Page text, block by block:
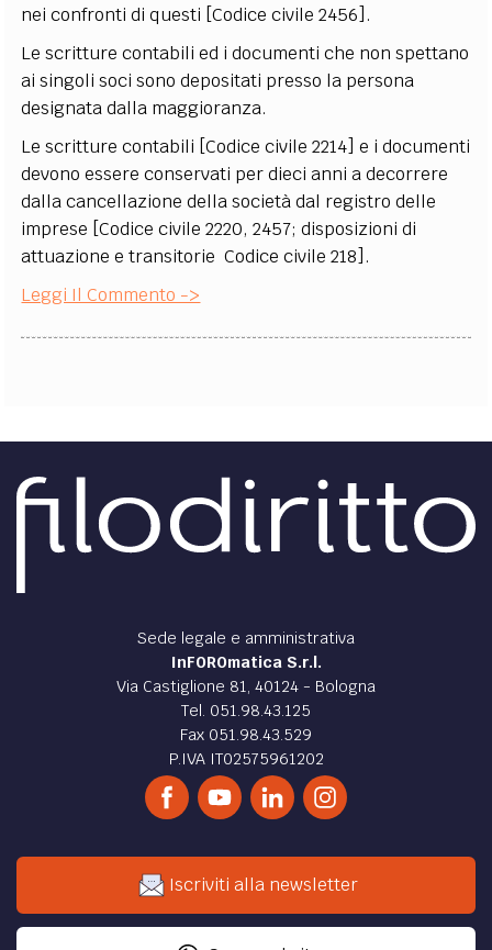
nei confronti di questi [Codice civile 2456].
Le scritture contabili ed i documenti che non spettano
ai singoli soci sono depositati presso la persona
designata dalla maggioranza.
Le scritture contabili [Codice civile 2214] e i documenti
devono essere conservati per dieci anni a decorrere
dalla cancellazione della società dal registro delle
imprese [Codice civile 2220, 2457; disposizioni di
attuazione e transitorie Codice civile 218].
Leggi Il Commento ->
Sede legale e amministrativa
InFOROmatica S.r.l.
Via Castiglione 81, 40124 - Bologna
Tel. 051.98.43.125
Fax 051.98.43.529
P.IVA IT02575961202
Iscriviti alla newsletter